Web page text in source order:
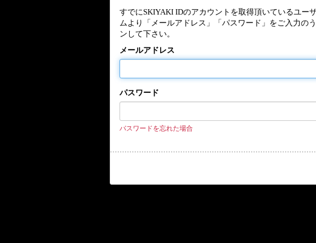
すでにSKIYAKI IDのアカウントを取得頂いているユー
ムより「メールアドレス」「パスワード」をご入力の
ンして下さい。
メールアドレス
パスワード
パスワードを忘れた場合